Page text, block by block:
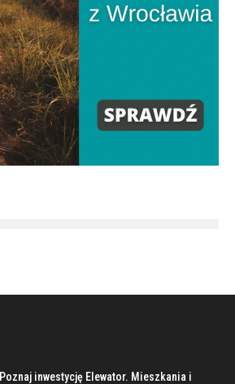
Poznaj inwestycję Elewator. Mieszkania i